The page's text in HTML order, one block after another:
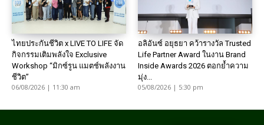
ไทยประกันชีวิต x LIVE TO LIFE จัด
กิจกรรมเติมพลังใจ Exclusive
Workshop “มิกซ์รูน แมตช์พลังงาน
ชีวิต”
06/08/2026 | 11:30 am
อลิอันซ์ อยุธยา คว้ารางวัล Trusted
Life Partner Award ในงาน Brand
Inside Awards 2026 ตอกย้ำความ
มุ่ง...
05/08/2026 | 5:30 pm